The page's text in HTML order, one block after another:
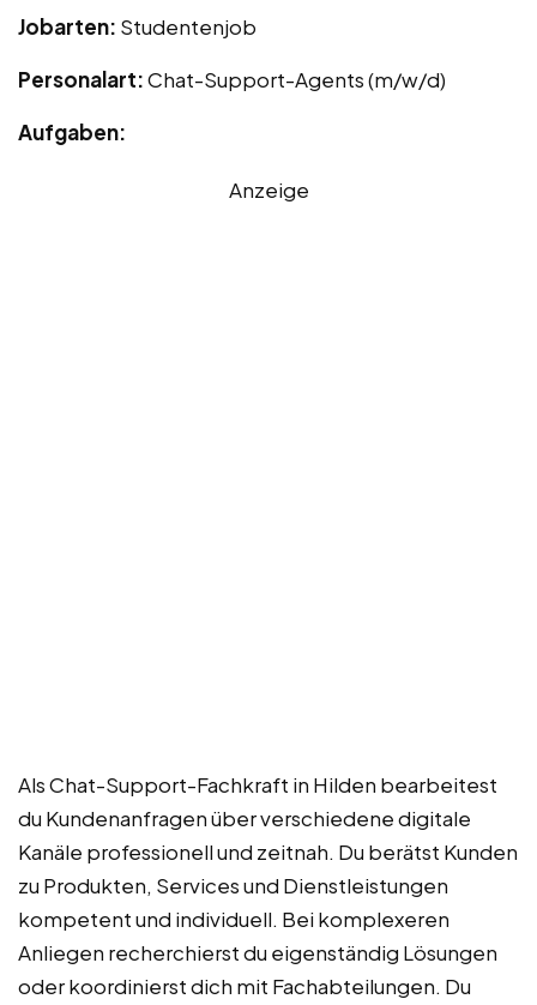
Jobarten: Studentenjob
Personalart:Chat-Support-Agents (m/w/d)
Aufgaben:
Anzeige
Als Chat-Support-Fachkraft in Hilden bearbeitest
du Kundenanfragen über verschiedene digitale
Kanäle professionell und zeitnah. Du berätst Kunden
zu Produkten, Services und Dienstleistungen
kompetent und individuell. Bei komplexeren
Anliegen recherchierst du eigenständig Lösungen
oder koordinierst dich mit Fachabteilungen. Du